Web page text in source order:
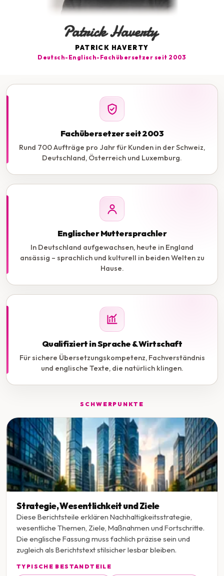
PATRICK HAVERTY
Deutsch-Englisch-Fachübersetzer seit 2003
Fachübersetzer seit 2003
Rund 700 Aufträge pro Jahr für Kunden in der Schweiz,
Deutschland, Österreich und Luxemburg.
Englischer Muttersprachler
In Deutschland aufgewachsen, heute in England
ansässig – sprachlich und kulturell in beiden Welten zu
Hause.
Qualifiziert in Sprache & Wirtschaft
Für sichere Übersetzungskompetenz, Fachverständnis
und englische Texte, die natürlich klingen.
SCHWERPUNKTE
Strategie, Wesentlichkeit und Ziele
Diese Berichtsteile erklären Nachhaltigkeitsstrategie,
wesentliche Themen, Ziele, Maßnahmen und Fortschritte.
Die englische Fassung muss fachlich präzise sein und
zugleich als Berichtstext stilsicher lesbar bleiben.
TYPISCHE BESTANDTEILE